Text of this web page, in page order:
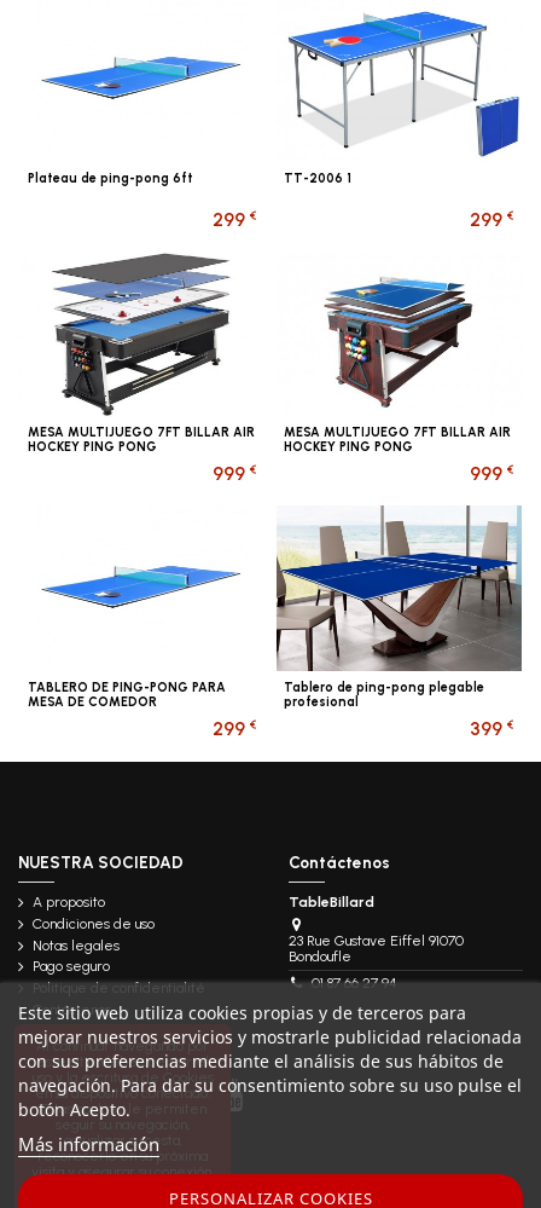
Plateau de ping-pong 6ft
299 €
TT-2006 1
299 €
MESA MULTIJUEGO 7FT BILLAR AIR
HOCKEY PING PONG
999 €
MESA MULTIJUEGO 7FT BILLAR AIR
HOCKEY PING PONG
999 €
TABLERO DE PING-PONG PARA
MESA DE COMEDOR
299 €
Tablero de ping-pong plegable
profesional
399 €
NUESTRA SOCIEDAD
A proposito
Condiciones de uso
Notas legales
Pago seguro
Politique de confidentialité
Contáctenos
Contáctenos
TableBillard
23 Rue Gustave Eiffel 91070
Bondoufle
01 87 66 27 94
Este sitio web utiliza cookies propias y de terceros para
mejorar nuestros servicios y mostrarle publicidad relacionada
con sus preferencias mediante el análisis de sus hábitos de
navegación. Para dar su consentimiento sobre su uso pulse el
botón Acepto.
Más información
PERSONALIZAR COOKIES
Follow us
Al continuar navegando por
este sitio, debe aceptar el
uso y la escritura de Cookies
en su dispositivo conectado.
Estas cookies le permiten
seguir su navegación,
actualizar su cesta,
reconocerlo en su próxima
visita y asegurar su conexión.
clic aquí